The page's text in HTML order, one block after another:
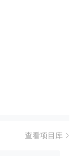
查看项目库